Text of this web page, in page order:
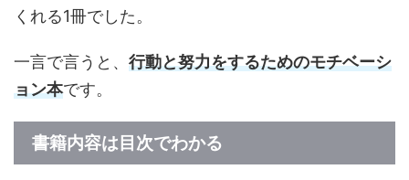
くれる1冊でした。
一言で言うと、 行動と努力をするためのモチベーシ
ョン本です。
書籍内容は目次でわかる